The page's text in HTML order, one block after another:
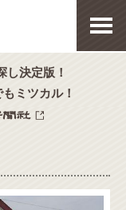
し決定版！
ミツカル！